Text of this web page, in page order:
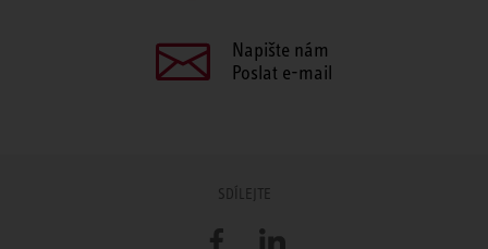
Napište nám
Poslat e-mail
SDÍLEJTE
FacebookLinkedIn